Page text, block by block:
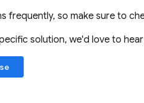
frequently, so make sure to
solution, we'd love to